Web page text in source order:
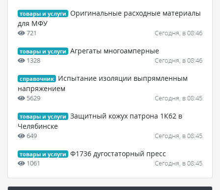
товары и услуги
Оригинальные расходные материалы
для МФУ
721 Сегодня, в 08:46
товары и услуги Агрегаты многоамперные
1328 Сегодня, в 08:46
справочник
Испытание изоляции выпрямленным
напряжением
5629 Сегодня, в 08:45
товары и услуги
Защитный кожух патрона 1К62 в
Челябинске
649 Сегодня, в 08:45
товары и услуги Ф1736 дугостаторный пресс
1061 Сегодня, в 08:45